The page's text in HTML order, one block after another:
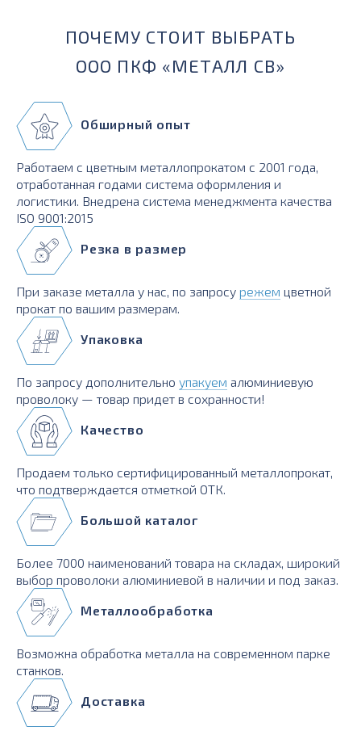
ПОЧЕМУ СТОИТ ВЫБРАТЬ
ООО ПКФ «МЕТАЛЛ СВ»
Обширный опыт
Работаем с цветным металлопрокатом с 2001 года,
отработанная годами система оформления и
логистики. Внедрена система менеджмента качества
ISO 9001:2015
Резка в размер
При заказе металла у нас, по запросу режем цветной
прокат по вашим размерам.
Упаковка
По запросу дополнительно упакуем алюминиевую
проволоку — товар придет в сохранности!
Качество
Продаем только сертифицированный металлопрокат,
что подтверждается отметкой ОТК.
Большой каталог
Более 7000 наименований товара на складах, широкий
выбор проволоки алюминиевой в наличии и под заказ.
Металлообработка
Возможна обработка металла на современном парке
станков.
Доставка